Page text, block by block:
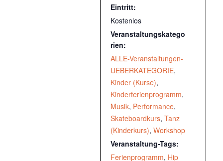
Eintritt:
Kostenlos
Veranstaltungskatego
rien:
ALLE-Veranstaltungen-
UEBERKATEGORIE,
Kinder (Kurse),
Kinderferienprogramm,
Musik, Performance,
Skateboardkurs, Tanz
(Kinderkurs), Workshop
Veranstaltung-Tags:
Ferienprogramm, Hip